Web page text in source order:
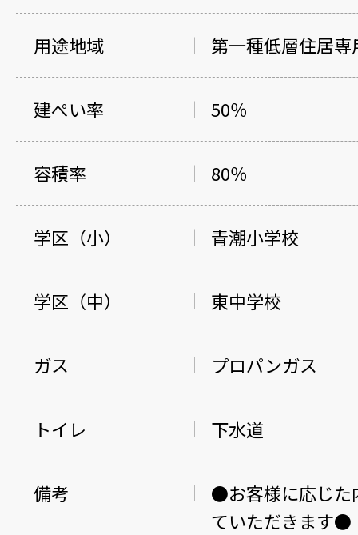
用途地域 第一種低層住居専
建ぺい率 50％
容積率 80％
学区（小） 青潮小学校
学区（中） 東中学校
ガス プロパンガス
トイレ 下水道
備考
●お客様に応じた
ていただきます●